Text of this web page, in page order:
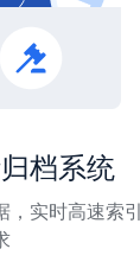
档系统
，实时高速索